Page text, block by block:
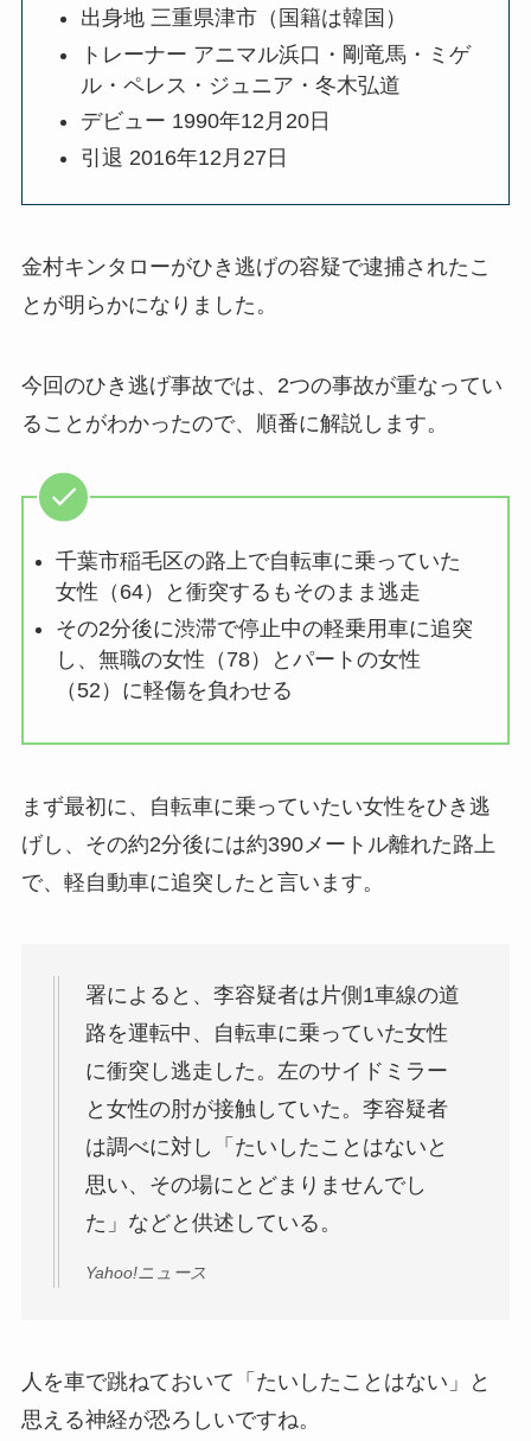
出身地 三重県津市（国籍は韓国）
トレーナー アニマル浜口・剛竜馬・ミゲ
ル・ペレス・ジュニア・冬木弘道
デビュー 1990年12月20日
引退 2016年12月27日
金村キンタローがひき逃げの容疑で逮捕されたこ
とが明らかになりました。
今回のひき逃げ事故では、2つの事故が重なってい
ることがわかったので、順番に解説します。
千葉市稲毛区の路上で自転車に乗っていた
女性（64）と衝突するもそのまま逃走
その2分後に渋滞で停止中の軽乗用車に追突
し、無職の女性（78）とパートの女性
（52）に軽傷を負わせる
まず最初に、自転車に乗っていたい女性をひき逃
げし、その約2分後には約390メートル離れた路上
で、軽自動車に追突したと言います。
署によると、李容疑者は片側1車線の道
路を運転中、自転車に乗っていた女性
に衝突し逃走した。左のサイドミラー
と女性の肘が接触していた。李容疑者
は調べに対し「たいしたことはないと
思い、その場にとどまりませんでし
た」などと供述している。
Yahoo!ニュース
人を車で跳ねておいて「たいしたことはない」と
思える神経が恐ろしいですね。